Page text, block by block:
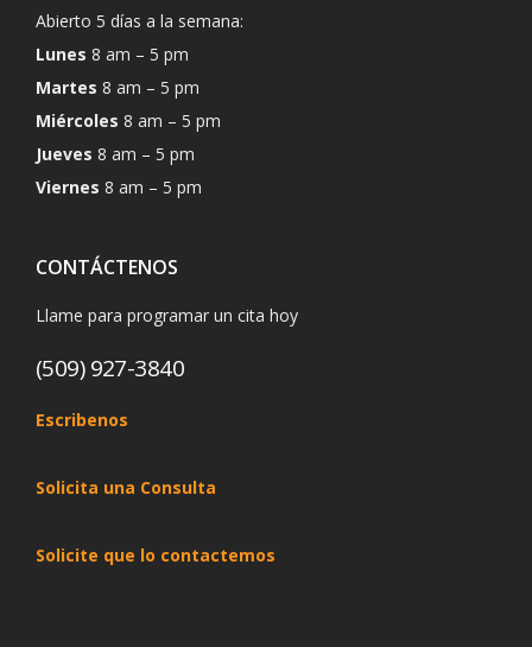
Abierto 5 días a la semana:
Lunes 8 am – 5 pm
Martes 8 am – 5 pm
Miércoles 8 am – 5 pm
Jueves 8 am – 5 pm
Viernes 8 am – 5 pm
CONTÁCTENOS
Llame para programar un cita hoy
(509) 927-3840
Escribenos
Solicita una Consulta
Solicite que lo contactemos